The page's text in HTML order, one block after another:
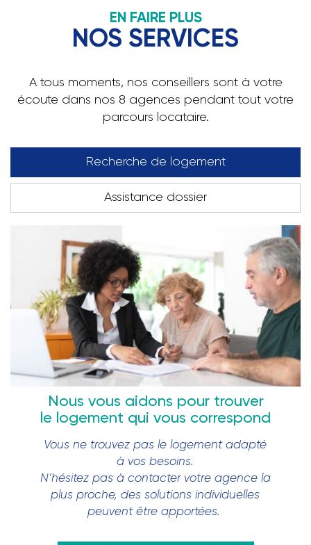
EN FAIRE PLUS
NOS SERVICES
A tous moments, nos conseillers sont à votre
écoute dans nos 8 agences pendant tout votre
parcours locataire.
Recherche de logement
Assistance dossier
Nous vous aidons pour trouver
le logement qui vous correspond
Vous ne trouvez pas le logement adapté
à vos besoins.
N’hésitez pas à contacter votre agence la
plus proche, des solutions individuelles
peuvent être apportées.